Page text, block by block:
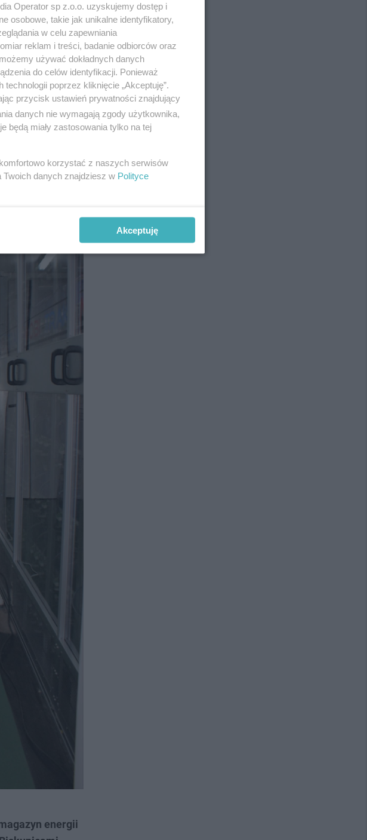
napięcie w
energii
Operator sp z.o.o. uzyskujemy dostęp i
osobowe, takie jak unikalne identyfikatory,
w celu zapewniania
reklam i treści, badanie odbiorców oraz
używać dokładnych danych
do celów identyfikacji. Ponieważ
poprzez kliknięcie „Akceptuję”.
przycisk ustawień prywatności znajdujący
danych nie wymagają zgody użytkownika,
będą miały zastosowania tylko na tej
korzystać z naszych serwisów
Twoich danych znajdziesz w Polityce
Akceptuję